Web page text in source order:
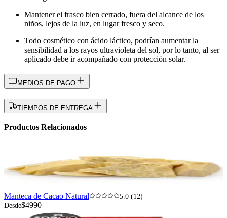
Mantener el frasco bien cerrado, fuera del alcance de los
niños, lejos de la luz, en lugar fresco y seco.
Todo cosmético con ácido láctico, podrían aumentar la
sensibilidad a los rayos ultravioleta del sol, por lo tanto, al ser
aplicado debe ir acompañado con protección solar.
MEDIOS DE PAGO
TIEMPOS DE ENTREGA
Productos Relacionados
Manteca de Cacao Natural
5.0 (12)
Desde$4990